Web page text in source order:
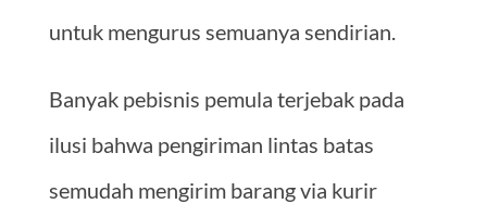
untuk mengurus semuanya sendirian.
Banyak pebisnis pemula terjebak pada
ilusi bahwa pengiriman lintas batas
semudah mengirim barang via kurir